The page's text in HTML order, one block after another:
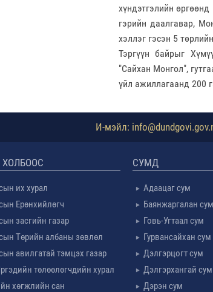
хүндэтгэлийн
гэрийн даалгавар,
хэллэг гэсэн 5
Тэргүүн байрыг
"Сайхан Монгол",
үйл ажиллагаанд 200
И-мэйл:
их хурал
Ерөнхийлөгч
засгийн газар
Төрийн албаны зөвлөл
авилгатай тэмцэх газар
төлөөлөгчдийн хурал
хөгжлийн сан
СУМД
Адаацаг сум
Баянжаргалан сум
Говь-Угтаал сум
Гурвансайхан сум
Дэлгэрцогт сум
Дэлгэрхангай сум
Дэрэн сум